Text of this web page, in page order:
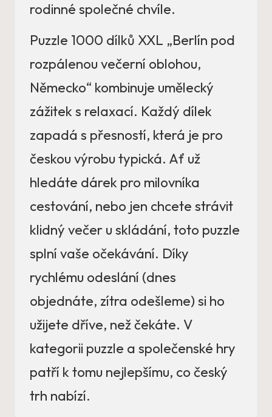
rodinné společné chvíle.
Puzzle 1000 dílků XXL „Berlín pod
rozpálenou večerní oblohou,
Německo“ kombinuje umělecký
zážitek s relaxací. Každý dílek
zapadá s přesností, která je pro
českou výrobu typická. Ať už
hledáte dárek pro milovníka
cestování, nebo jen chcete strávit
klidný večer u skládání, toto puzzle
splní vaše očekávání. Díky
rychlému odeslání (dnes
objednáte, zítra odešleme) si ho
užijete dříve, než čekáte. V
kategorii puzzle a společenské hry
patří k tomu nejlepšímu, co český
trh nabízí.